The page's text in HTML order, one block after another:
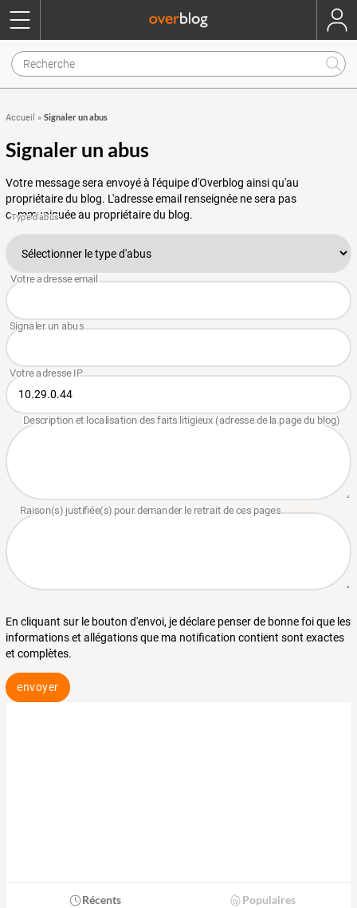
Accueil » Signaler un abus
Signaler un abus
Votre message sera envoyé à l'équipe d'Overblog ainsi qu'au
propriétaire du blog. L'adresse email renseignée ne sera pas
communiquée au propriétaire du blog.
En cliquant sur le bouton d'envoi, je déclare penser de bonne foi que les
informations et allégations que ma notification contient sont exactes
et complètes.
envoyer
Récents Populaires